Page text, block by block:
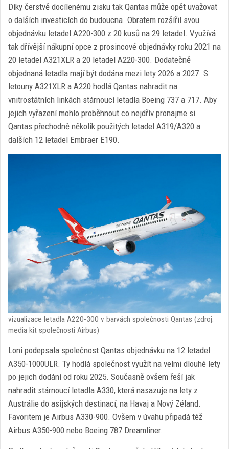
Díky čerstvě docílenému zisku tak Qantas může opět uvažovat
o dalších investicích do budoucna. Obratem rozšířil svou
objednávku letadel A220-300 z 20 kusů na 29 letadel. Využívá
tak dřívější nákupní opce z prosincové objednávky roku 2021 na
20 letadel A321XLR a 20 letadel A220-300. Dodatečně
objednaná letadla mají být dodána mezi lety 2026 a 2027. S
letouny A321XLR a A220 hodlá Qantas nahradit na
vnitrostátních linkách stárnoucí letadla Boeing 737 a 717. Aby
jejich vyřazení mohlo proběhnout co nejdřív pronajme si
Qantas přechodně několik použitých letadel A319/A320 a
dalších 12 letadel Embraer E190.
vizualizace letadla A220-300 v barvách společnosti Qantas (zdroj:
media kit společnosti Airbus)
Loni podepsala společnost Qantas objednávku na 12 letadel
A350-1000ULR. Ty hodlá společnost využít na velmi dlouhé lety
po jejich dodání od roku 2025. Současně ovšem řeší jak
nahradit stárnoucí letadla A330, která nasazuje na lety z
Austrálie do asijských destinací, na Havaj a Nový Zéland.
Favoritem je Airbus A330-900. Ovšem v úvahu připadá též
Airbus A350-900 nebo Boeing 787 Dreamliner.